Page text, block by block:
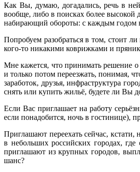
Как Вы, думаю, догадались, речь в
вообще, либо в поисках более высокой
набирающий обороты: с каждым годом
Попробуем разобраться в том, стоит
кого-то никакими коврижками и
Мне кажется, что принимать решение о
и только потом переезжать, понимая,
заработок, друзья, инфраструктура
снять или купить жильё, будете ли Вы
Если Вас приглашает на работу
если понадобится, ночь в гостинице),
Приглашают переехать сейчас,
в небольших российских городах,
приглашают из крупных городов,
шанс?